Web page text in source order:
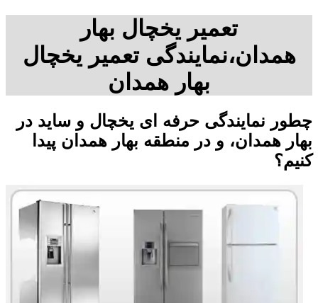
تعمیر یخچال بهار
همدان،نمایندگی تعمیر یخچال
بهار همدان
چطور نمایندگی حرفه ای یخچال و ساید در
بهار همدان، و در منطقه بهار همدان پیدا
کنیم؟